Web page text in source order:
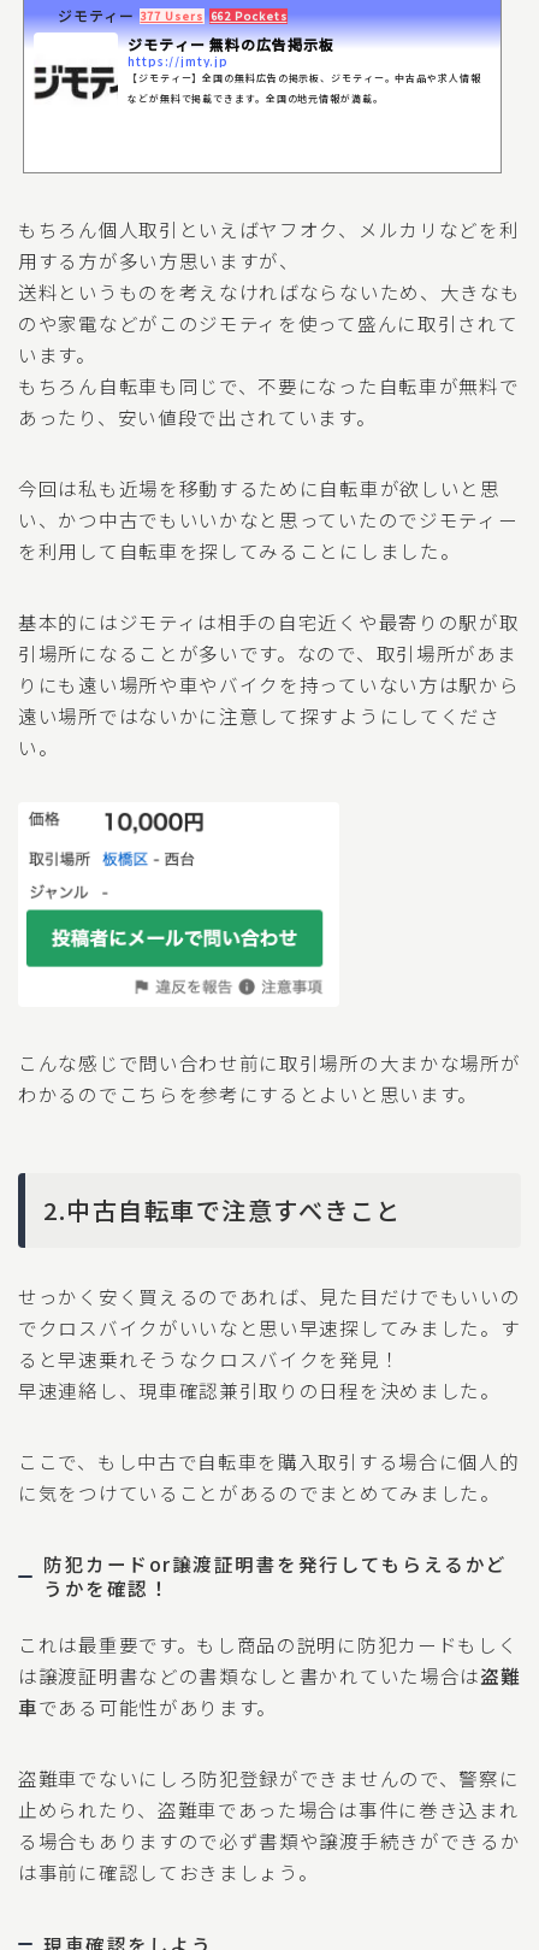
ジモティー 377 Users 662 Pockets
ジモティー 無料の広告掲示板
https://jmty.jp
【ジモティー】全国の無料広告の掲示板、ジモティー。中古品や求人情報
などが無料で掲載できます。全国の地元情報が満載。
もちろん個人取引といえばヤフオク、メルカリなどを利
用する方が多い方思いますが、
送料というものを考えなければならないため、大きなも
のや家電などがこのジモティを使って盛んに取引されて
います。
もちろん自転車も同じで、不要になった自転車が無料で
あったり、安い値段で出されています。
今回は私も近場を移動するために自転車が欲しいと思
い、かつ中古でもいいかなと思っていたのでジモティー
を利用して自転車を探してみることにしました。
基本的にはジモティは相手の自宅近くや最寄りの駅が取
引場所になることが多いです。なので、取引場所があま
りにも遠い場所や車やバイクを持っていない方は駅から
遠い場所ではないかに注意して探すようにしてくださ
い。
こんな感じで問い合わせ前に取引場所の大まかな場所が
わかるのでこちらを参考にするとよいと思います。
2.中古自転車で注意すべきこと
せっかく安く買えるのであれば、見た目だけでもいいの
でクロスバイクがいいなと思い早速探してみました。す
ると早速乗れそうなクロスバイクを発見！
早速連絡し、現車確認兼引取りの日程を決めました。
ここで、もし中古で自転車を購入取引する場合に個人的
に気をつけていることがあるのでまとめてみました。
防犯カードor譲渡証明書を発行してもらえるかど
うかを確認！
これは最重要です。もし商品の説明に防犯カードもしく
は譲渡証明書などの書類なしと書かれていた場合は盗難
車である可能性があります。
盗難車でないにしろ防犯登録ができませんので、警察に
止められたり、盗難車であった場合は事件に巻き込まれ
る場合もありますので必ず書類や譲渡手続きができるか
は事前に確認しておきましょう。
現車確認をしよう